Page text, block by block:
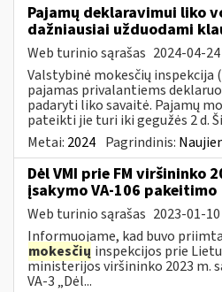
Pajamų deklaravimui liko
dažniausiai užduodami
Web turinio sąrašas 2024-04-24
Valstybinė mokesčių inspekcija
pajamas privalantiems
padaryti liko savaitė. Pajamų
pateikti jie turi iki gegužės 2 d.
Metai: 2024 Pagrindinis:
Dėl VMI prie FM viršininko
įsakymo VA-106 pakeitimo
Web turinio sąrašas 2023-01-10
Informuojame, kad buvo
mokesčių inspekcijos prie
ministerijos viršininko 2023 m.
VA-3 „Dėl...